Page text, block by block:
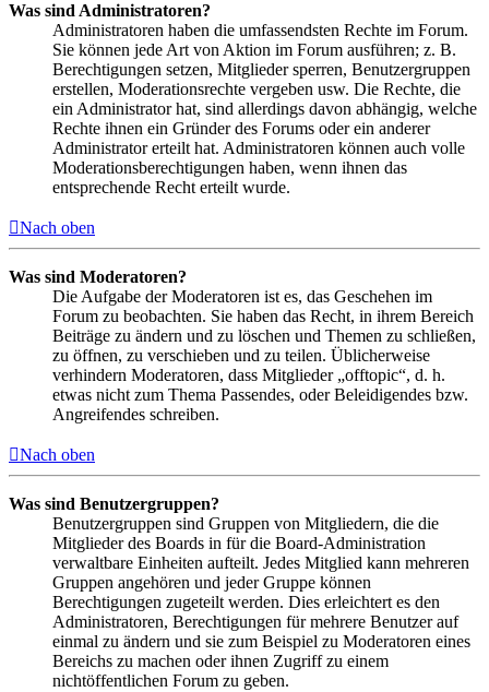
Was sind Administratoren?
Administratoren haben die umfassendsten Rechte im Forum.
Sie können jede Art von Aktion im Forum ausführen; z. B.
Berechtigungen setzen, Mitglieder sperren, Benutzergruppen
erstellen, Moderationsrechte vergeben usw. Die Rechte, die
ein Administrator hat, sind allerdings davon abhängig, welche
Rechte ihnen ein Gründer des Forums oder ein anderer
Administrator erteilt hat. Administratoren können auch volle
Moderationsberechtigungen haben, wenn ihnen das
entsprechende Recht erteilt wurde.
Nach oben
Was sind Moderatoren?
Die Aufgabe der Moderatoren ist es, das Geschehen im
Forum zu beobachten. Sie haben das Recht, in ihrem Bereich
Beiträge zu ändern und zu löschen und Themen zu schließen,
zu öffnen, zu verschieben und zu teilen. Üblicherweise
verhindern Moderatoren, dass Mitglieder „offtopic“, d. h.
etwas nicht zum Thema Passendes, oder Beleidigendes bzw.
Angreifendes schreiben.
Nach oben
Was sind Benutzergruppen?
Benutzergruppen sind Gruppen von Mitgliedern, die die
Mitglieder des Boards in für die Board-Administration
verwaltbare Einheiten aufteilt. Jedes Mitglied kann mehreren
Gruppen angehören und jeder Gruppe können
Berechtigungen zugeteilt werden. Dies erleichtert es den
Administratoren, Berechtigungen für mehrere Benutzer auf
einmal zu ändern und sie zum Beispiel zu Moderatoren eines
Bereichs zu machen oder ihnen Zugriff zu einem
nichtöffentlichen Forum zu geben.